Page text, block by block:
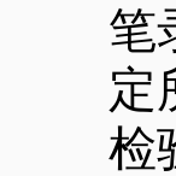
笔
定
检